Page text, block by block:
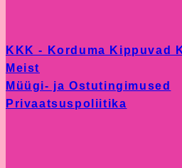
product
KKK - Korduma Kippuvad
Meist
Müügi- ja Ostutingimused
Privaatsuspoliitika